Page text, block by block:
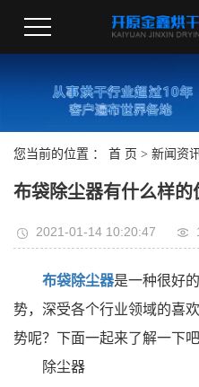
您当前的位置 ： 首 页 > 新闻资
布袋除尘器有什么样的
2021-01-14 10:20:47
布袋除尘器是一种很好
势，深受各个行业领域的喜
势呢？下面一起来了解一下吧
除尘器